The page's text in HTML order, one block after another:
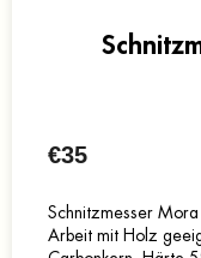
€35
Schnitzmesser
Arbeit mit Holz